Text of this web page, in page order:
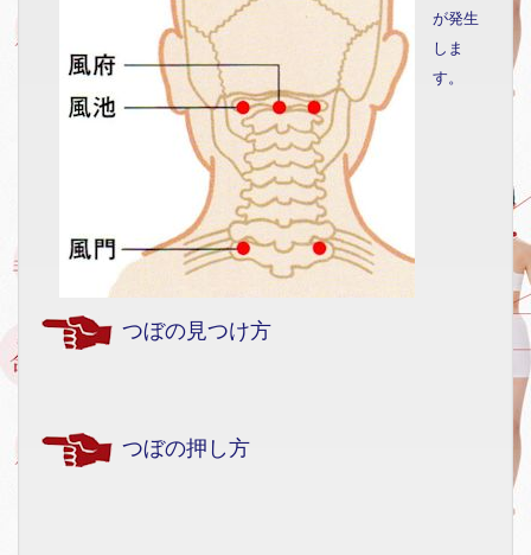
が発生
しま
す。
つぼの見つけ方
つぼの押し方